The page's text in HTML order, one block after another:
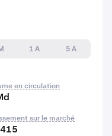
1 A
5 A
en circulation
sur le marché